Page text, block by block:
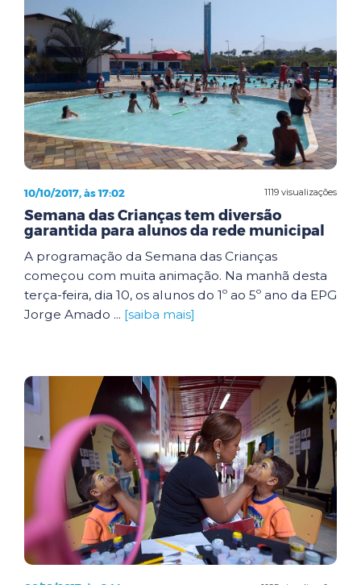
1119 visualizações
10/10/2017, às 17:02
Semana das Crianças tem diversão
garantida para alunos da rede municipal
A programação da Semana das Crianças
começou com muita animação. Na manhã desta
terça-feira, dia 10, os alunos do 1º ao 5º ano da EPG
Jorge Amado ... [saiba mais]